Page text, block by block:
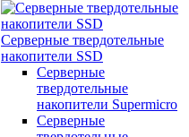
Серверные твердотельные
накопители SSD
Cерверные
твердотельные
накопители Supermicro
Cерверные